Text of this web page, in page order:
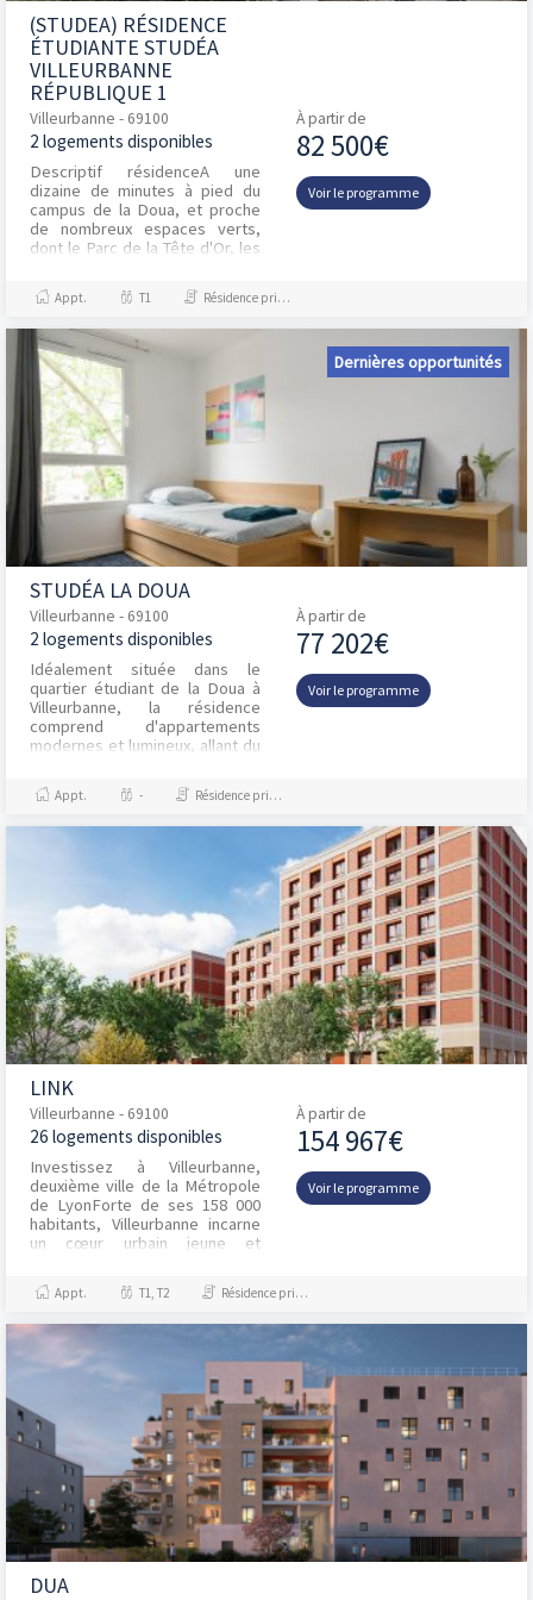
(STUDEA) RÉSIDENCE
ÉTUDIANTE STUDÉA
VILLEURBANNE
RÉPUBLIQUE 1
Villeurbanne - 69100
2 logements disponibles
Descriptif résidenceA une
dizaine de minutes à pied du
campus de la Doua, et proche
de nombreux espaces verts,
dont le Parc de la Tête d'Or, les
ont un cadre id...
À partir de
82 500€
Voir le programme
Appt. T1 Résidence principale / PTZ
Dernières opportunités
STUDÉA LA DOUA
Villeurbanne - 69100
2 logements disponibles
Idéalement située dans le
quartier étudiant de la Doua à
Villeurbanne, la résidence
comprend d'appartements
modernes et lumineux, allant du
parfois prolongés...
À partir de
77 202€
Voir le programme
Appt. - Résidence principale / PTZ, Investissement et Défiscalisation
LINK
Villeurbanne - 69100
26 logements disponibles
Investissez à Villeurbanne,
deuxième ville de la Métropole
de LyonForte de ses 158 000
habitants, Villeurbanne incarne
un cœur urbain jeune et
À partir de
154 967€
Voir le programme
Appt. T1, T2 Résidence principale / PTZ
DUA